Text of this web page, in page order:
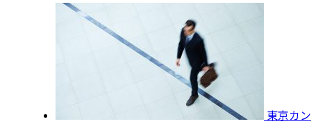
東京カン